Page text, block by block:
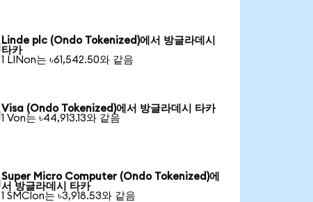
Linde plc (Ondo Tokenized)에서 방글라데시
타카
1 LINon는 ৳61,542.50와 같음
Visa (Ondo Tokenized)에서 방글라데시 타카
1 Von는 ৳44,913.13와 같음
Super Micro Computer (Ondo Tokenized)에
서 방글라데시 타카
1 SMCIon는 ৳3,918.53와 같음